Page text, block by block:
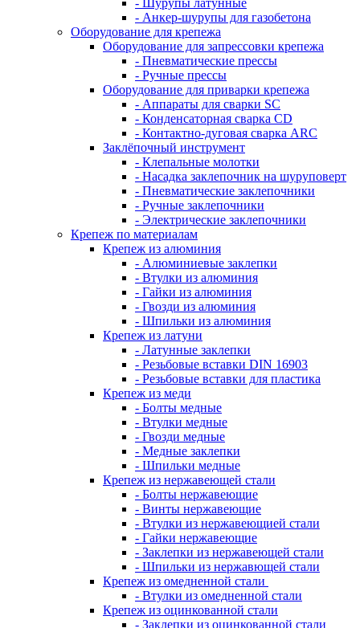
- Шурупы латунные
- Анкер-шурупы для газобетона
Оборудование для крепежа
Оборудование для запрессовки крепежа
- Пневматические прессы
- Ручные прессы
Оборудование для приварки крепежа
- Аппараты для сварки SC
- Конденсаторная сварка CD
- Контактно-дуговая сварка ARC
Заклёпочный инструмент
- Клепальные молотки
- Насадка заклепочник на шуруповерт
- Пневматические заклепочники
- Ручные заклепочники
- Электрические заклепочники
Крепеж по материалам
Крепеж из алюминия
- Алюминиевые заклепки
- Втулки из алюминия
- Гайки из алюминия
- Гвозди из алюминия
- Шпильки из алюминия
Крепеж из латуни
- Латунные заклепки
- Резьбовые вставки DIN 16903
- Резьбовые вставки для пластика
Крепеж из меди
- Болты медные
- Втулки медные
- Гвозди медные
- Медные заклепки
- Шпильки медные
Крепеж из нержавеющей стали
- Болты нержавеющие
- Винты нержавеющие
- Втулки из нержавеющией стали
- Гайки нержавеющие
- Заклепки из нержавеющей стали
- Шпильки из нержавющей стали
Крепеж из омедненной стали
- Втулки из омедненной стали
Крепеж из оцинкованной стали
- Заклепки из оцинкованной стали